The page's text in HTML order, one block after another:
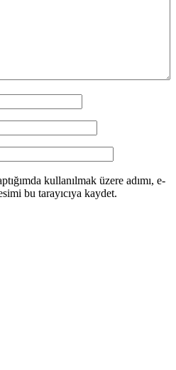
kullanılmak üzere adımı, e-
bu tarayıcıya kaydet.